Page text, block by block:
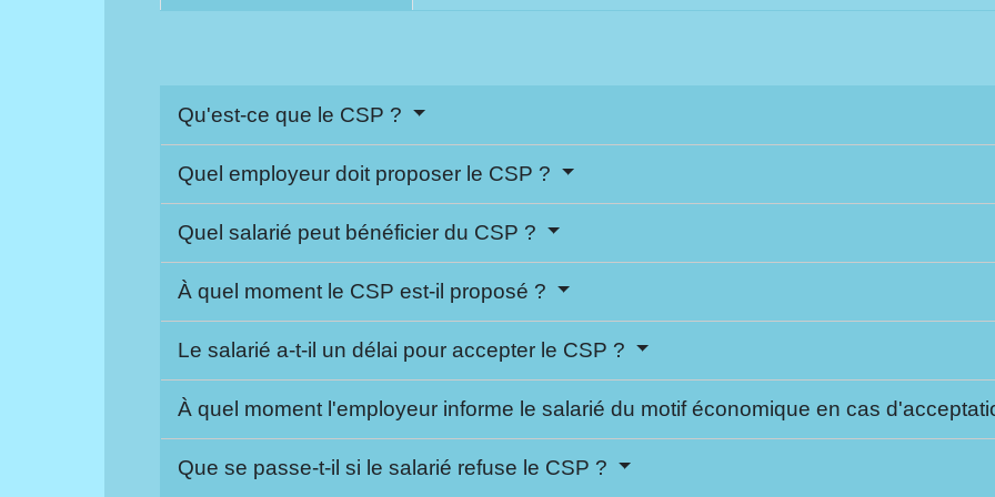
Qu'est-ce que le CSP ?
Quel employeur doit proposer le CSP ?
Quel salarié peut bénéficier du CSP ?
À quel moment le CSP est-il proposé ?
Le salarié a-t-il un délai pour accepter le CSP ?
À quel moment l'employeur informe le salarié du motif économique en cas
Que se passe-t-il si le salarié refuse le CSP ?